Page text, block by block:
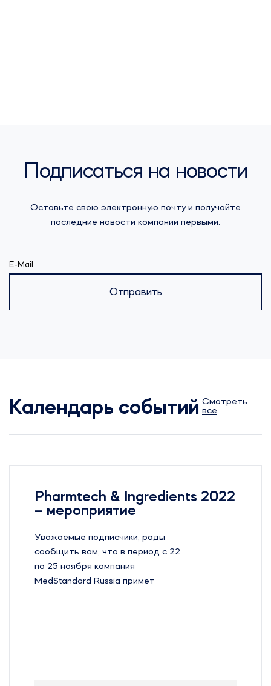
Подписаться на новости
Оставьте свою электронную почту и получайте
последние новости компании первыми.
E-Mail
Отправить
Календарь событий Смотреть
все
Pharmtech & Ingredients 2022
– мероприятие
Уважаемые подписчики, рады
сообщить вам, что в период с 22
по 25 ноября компания
MedStandard Russia примет